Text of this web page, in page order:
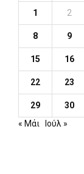
1 2
8 9
15 16
22 23
29
30
« Μάι
Ιούλ »